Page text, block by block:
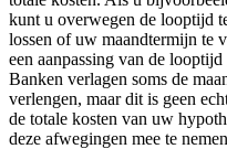
kunt u overwegen de looptijd
lossen of uw maandtermijn te
een aanpassing van de
Banken verlagen soms de
verlengen, maar dit is geen
de totale kosten van uw
deze afwegingen mee te